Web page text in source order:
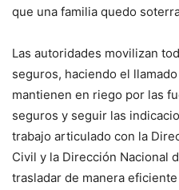
que una familia quedo
Las autoridades movilizan
seguros, haciendo el
mantienen en riego por las
seguros y seguir las
trabajo articulado con la
Civil y la Dirección Nacional
trasladar de manera